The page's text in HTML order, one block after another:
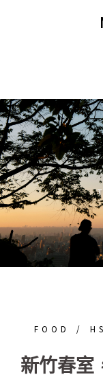
FOOD
新竹春室